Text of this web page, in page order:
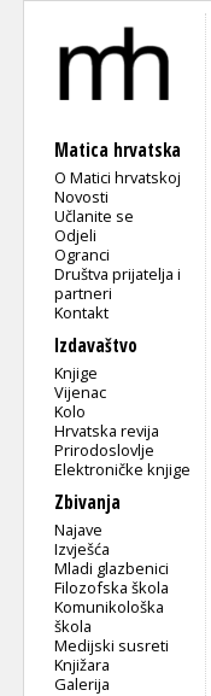
Matica hrvatska
O Matici hrvatskoj
Novosti
Učlanite se
Odjeli
Ogranci
Društva prijatelja i
partneri
Kontakt
Izdavaštvo
Knjige
Vijenac
Kolo
Hrvatska revija
Prirodoslovlje
Elektroničke knjige
Zbivanja
Najave
Izvješća
Mladi glazbenici
Filozofska škola
Komunikološka
škola
Medijski susreti
Knjižara
Galerija